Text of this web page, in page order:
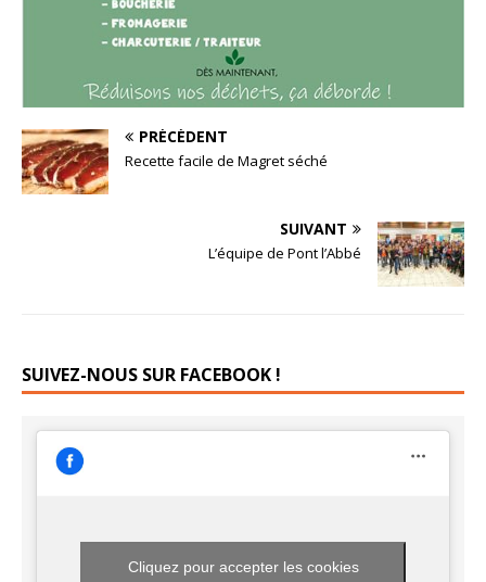
PRÉCÉDENT
Recette facile de Magret séché
SUIVANT
L’équipe de Pont l’Abbé
SUIVEZ-NOUS SUR FACEBOOK !
Cliquez pour accepter les cookies